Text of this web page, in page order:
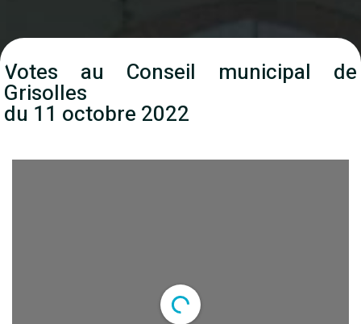
Votes au Conseil municipal de
Grisolles
du 11 octobre 2022